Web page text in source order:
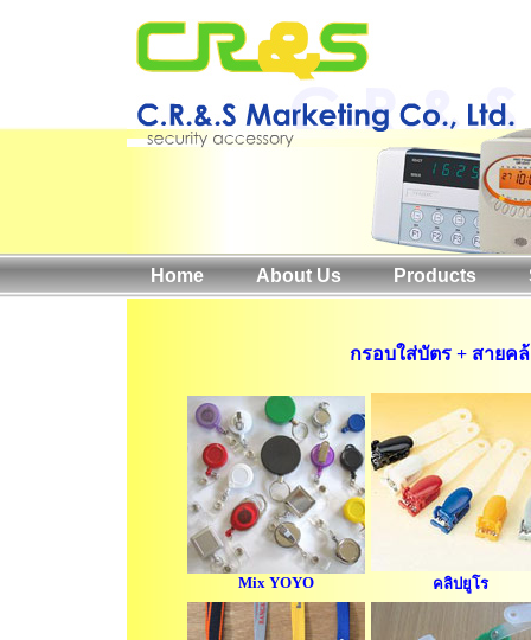
Home About Us Products
กรอบใส่บัตร + สายค
Mix YOYO คลิปยูโร